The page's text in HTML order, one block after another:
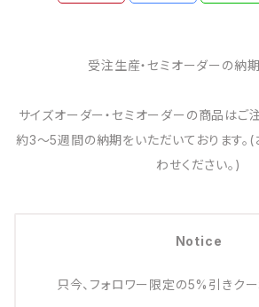
受注生産・セミオーダーの納
サイズオーダー・セミオーダーの商品はご
約3～5週間の納期をいただいております。
わせください。)
Notice
只今、フォロワー限定の5%引きクー